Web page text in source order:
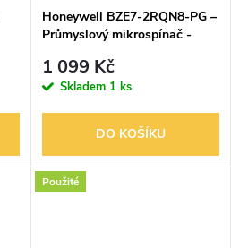
Honeywell BZE7-2RQN8-PG –
Průmyslový mikrospínač -
1 099 Kč
Skladem 1 ks
DO KOŠÍKU
Použité